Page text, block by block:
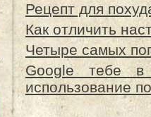
Рецепт для
Как отличить
Четыре самых
Google тебе в
использование